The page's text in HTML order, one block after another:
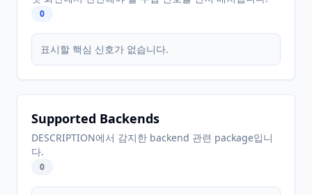
0
표시할 핵심 신호가 없습니다.
Supported Backends
DESCRIPTION에서 감지한 backend 관련 package입니
다.
0